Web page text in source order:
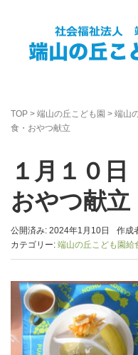
TOP > 端山の丘こども園 > 端山
食・おやつ献立
１月１０
おやつ献立
公開済み: 2024年1月10日 作成
カテゴリー: 端山の丘こども園給